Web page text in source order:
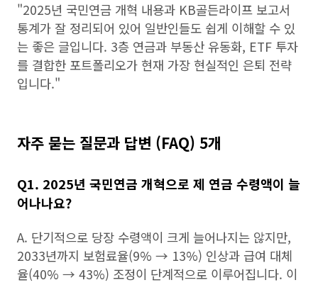
"2025년 국민연금 개혁 내용과 KB골든라이프 보고서
통계가 잘 정리되어 있어 일반인들도 쉽게 이해할 수 있
는 좋은 글입니다. 3층 연금과 부동산 유동화, ETF 투자
를 결합한 포트폴리오가 현재 가장 현실적인 은퇴 전략
입니다."
자주 묻는 질문과 답변 (FAQ) 5개
Q1. 2025년 국민연금 개혁으로 제 연금 수령액이 늘
어나나요?
A. 단기적으로 당장 수령액이 크게 늘어나지는 않지만,
2033년까지 보험료율(9% → 13%) 인상과 급여 대체
율(40% → 43%) 조정이 단계적으로 이루어집니다. 이